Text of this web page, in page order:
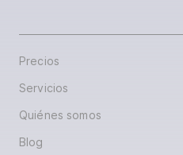
Precios
Servicios
Quiénes somos
Blog